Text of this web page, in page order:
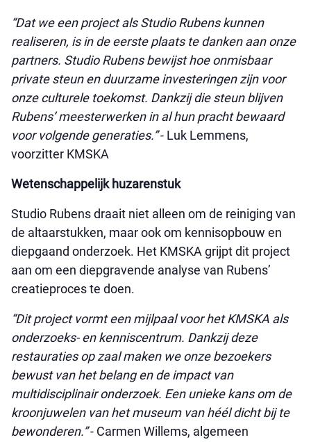
“Dat we een project als Studio Rubens kunnen
realiseren, is in de eerste plaats te danken aan onze
partners. Studio Rubens bewijst hoe onmisbaar
private steun en duurzame investeringen zijn voor
onze culturele toekomst. Dankzij die steun blijven
Rubens’ meesterwerken in al hun pracht bewaard
voor volgende generaties.”- Luk Lemmens,
voorzitter KMSKA
Wetenschappelijk huzarenstuk
Studio Rubens draait niet alleen om de reiniging van
de altaarstukken, maar ook om kennisopbouw en
diepgaand onderzoek. Het KMSKA grijpt dit project
aan om een diepgravende analyse van Rubens’
creatieproces te doen.
“Dit project vormt een mijlpaal voor het KMSKA als
onderzoeks- en kenniscentrum. Dankzij deze
restauraties op zaal maken we onze bezoekers
bewust van het belang en de impact van
multidisciplinair onderzoek. Een unieke kans om de
kroonjuwelen van het museum van héél dicht bij te
bewonderen.”- Carmen Willems, algemeen